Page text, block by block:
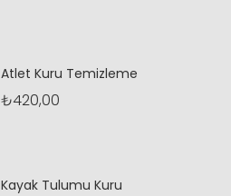
Atlet Kuru Temizleme
₺420,00
Kayak Tulumu Kuru